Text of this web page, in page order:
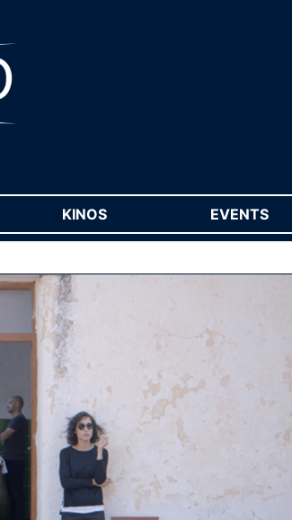
KINOS EVENTS